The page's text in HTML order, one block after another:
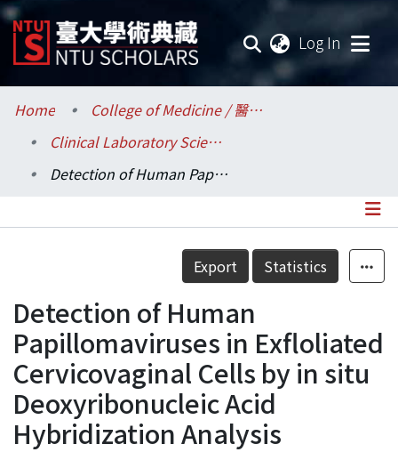
Log In
Communities & Collections
Research Outputs
Statistics
Home
College of Medicine / 醫學院
Clinical Laboratory Sciences and Medical Biotechnology / 醫學檢驗暨生物技術學系所
Detection of Human Papillomaviruses in Exfloliated Cervicovaginal Cells by in situ Deoxyribonucleic Acid Hybridization Analysis
Details
Export Statistics
Detection of Human
Papillomaviruses in Exfloliated
Cervicovaginal Cells by in situ
Deoxyribonucleic Acid
Hybridization Analysis